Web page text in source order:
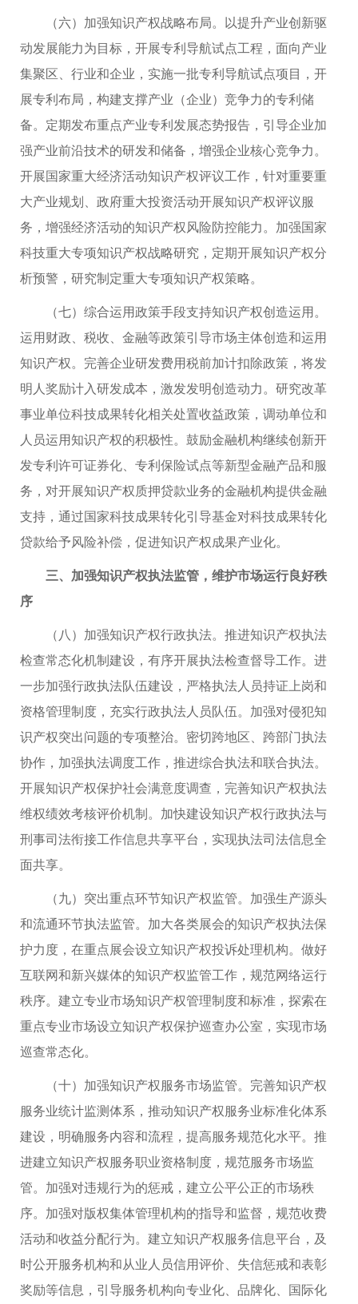
（六）加强知识产权战略布局。以提升产业创新驱
动发展能力为目标，开展专利导航试点工程，面向产业
集聚区、行业和企业，实施一批专利导航试点项目，开
展专利布局，构建支撑产业（企业）竞争力的专利储
备。定期发布重点产业专利发展态势报告，引导企业加
强产业前沿技术的研发和储备，增强企业核心竞争力。
开展国家重大经济活动知识产权评议工作，针对重要重
大产业规划、政府重大投资活动开展知识产权评议服
务，增强经济活动的知识产权风险防控能力。加强国家
科技重大专项知识产权战略研究，定期开展知识产权分
析预警，研究制定重大专项知识产权策略。
（七）综合运用政策手段支持知识产权创造运用。
运用财政、税收、金融等政策引导市场主体创造和运用
知识产权。完善企业研发费用税前加计扣除政策，将发
明人奖励计入研发成本，激发发明创造动力。研究改革
事业单位科技成果转化相关处置收益政策，调动单位和
人员运用知识产权的积极性。鼓励金融机构继续创新开
发专利许可证券化、专利保险试点等新型金融产品和服
务，对开展知识产权质押贷款业务的金融机构提供金融
支持，通过国家科技成果转化引导基金对科技成果转化
贷款给予风险补偿，促进知识产权成果产业化。
三、加强知识产权执法监管，维护市场运行良好秩
序
（八）加强知识产权行政执法。推进知识产权执法
检查常态化机制建设，有序开展执法检查督导工作。进
一步加强行政执法队伍建设，严格执法人员持证上岗和
资格管理制度，充实行政执法人员队伍。加强对侵犯知
识产权突出问题的专项整治。密切跨地区、跨部门执法
协作，加强执法调度工作，推进综合执法和联合执法。
开展知识产权保护社会满意度调查，完善知识产权执法
维权绩效考核评价机制。加快建设知识产权行政执法与
刑事司法衔接工作信息共享平台，实现执法司法信息全
面共享。
（九）突出重点环节知识产权监管。加强生产源头
和流通环节执法监管。加大各类展会的知识产权执法保
护力度，在重点展会设立知识产权投诉处理机构。做好
互联网和新兴媒体的知识产权监管工作，规范网络运行
秩序。建立专业市场知识产权管理制度和标准，探索在
重点专业市场设立知识产权保护巡查办公室，实现市场
巡查常态化。
（十）加强知识产权服务市场监管。完善知识产权
服务业统计监测体系，推动知识产权服务业标准化体系
建设，明确服务内容和流程，提高服务规范化水平。推
进建立知识产权服务职业资格制度，规范服务市场监
管。加强对违规行为的惩戒，建立公平公正的市场秩
序。加强对版权集体管理机构的指导和监督，规范收费
活动和收益分配行为。建立知识产权服务信息平台，及
时公开服务机构和从业人员信用评价、失信惩戒和表彰
奖励等信息，引导服务机构向专业化、品牌化、国际化